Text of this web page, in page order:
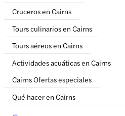
Cruceros en Cairns
Tours culinarios en Cairns
Tours aéreos en Cairns
Actividades acuáticas en Cairns
Cairns Ofertas especiales
Qué hacer en Cairns